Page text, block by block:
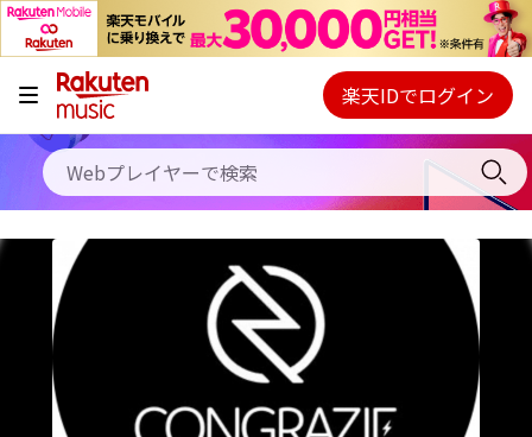
キャンペーン
料金プラン
使い方
初回30日間無料お試し
Webプレイヤー
ご契約内容の確認・変更
楽天IDでログイン